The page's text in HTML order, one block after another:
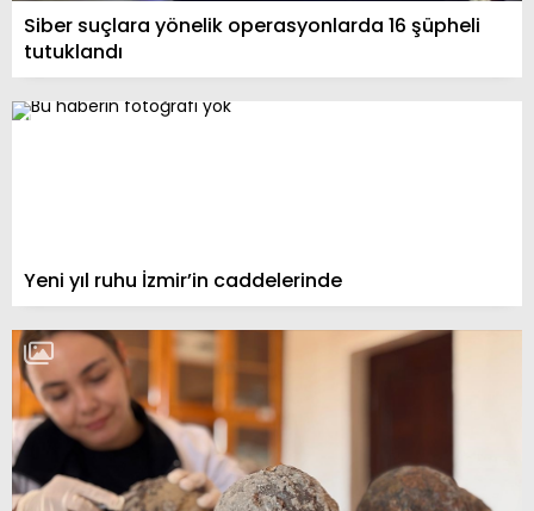
Siber suçlara yönelik operasyonlarda 16 şüpheli
tutuklandı
Yeni yıl ruhu İzmir’in caddelerinde